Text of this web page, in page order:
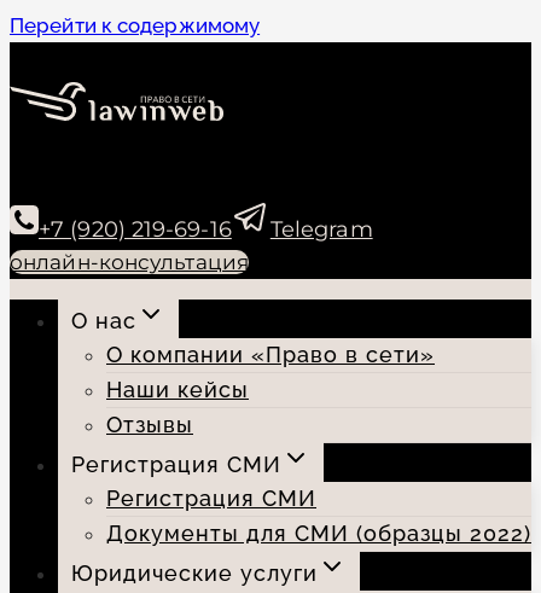
Перейти к содержимому
+7 (920) 219-69-16 Telegram
онлайн-консультация
О нас
О компании «Право в сети»
Наши кейсы
Отзывы
Регистрация СМИ
Регистрация СМИ
Документы для СМИ (образцы 2022)
Юридические услуги